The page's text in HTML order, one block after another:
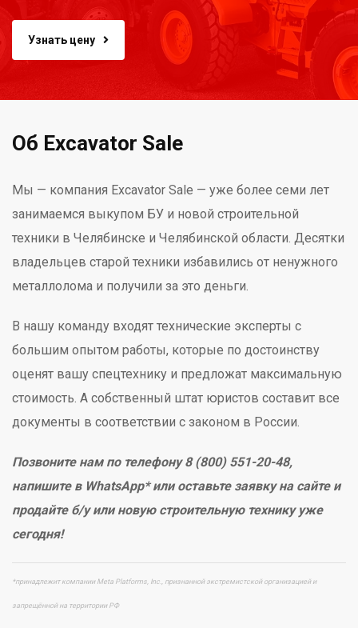
Узнать цену
Об Excavator Sale
Мы — компания Excavator Sale — уже более семи лет
занимаемся выкупом БУ и новой строительной
техники в Челябинске и Челябинской области. Десятки
владельцев старой техники избавились от ненужного
металлолома и получили за это деньги.
В нашу команду входят технические эксперты с
большим опытом работы, которые по достоинству
оценят вашу спецтехнику и предложат максимальную
стоимость. А собственный штат юристов составит все
документы в соответствии с законом в России.
Позвоните нам по телефону 8 (800) 551-20-48,
напишите в WhatsApp* или оставьте заявку на сайте и
продайте б/у или новую строительную технику уже
сегодня!
*принадлежит компании Meta Platforms, Inc., признанной экстремистской организацией и
запрещённой на территории РФ